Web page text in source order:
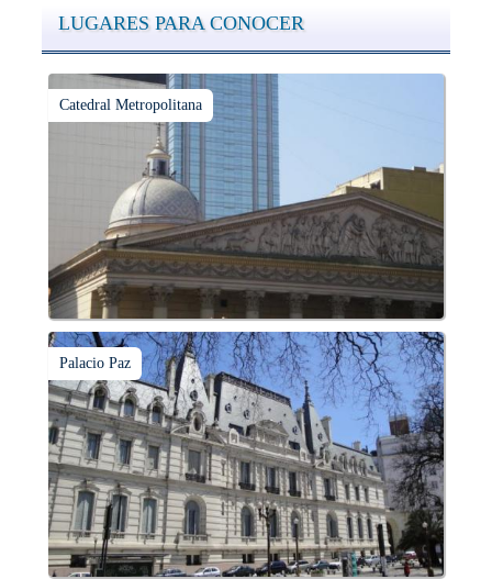
LUGARES PARA CONOCER
Catedral Metropolitana
Palacio Paz